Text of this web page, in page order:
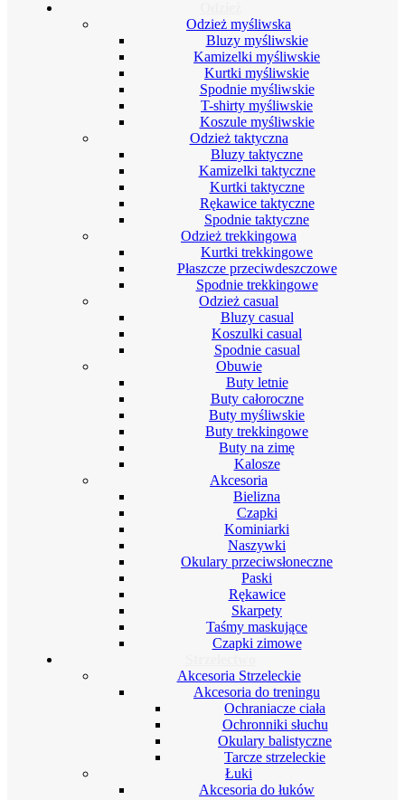
Odzież myśliwska
Bluzy myśliwskie
Kamizelki myśliwskie
Kurtki myśliwskie
Spodnie myśliwskie
T-shirty myśliwskie
Koszule myśliwskie
Odzież taktyczna
Bluzy taktyczne
Kamizelki taktyczne
Kurtki taktyczne
Rękawice taktyczne
Spodnie taktyczne
Odzież trekkingowa
Kurtki trekkingowe
Płaszcze przeciwdeszczowe
Spodnie trekkingowe
Odzież casual
Bluzy casual
Koszulki casual
Spodnie casual
Obuwie
Buty letnie
Buty całoroczne
Buty myśliwskie
Buty trekkingowe
Buty na zimę
Kalosze
Akcesoria
Bielizna
Czapki
Kominiarki
Naszywki
Okulary przeciwsłoneczne
Paski
Rękawice
Skarpety
Taśmy maskujące
Czapki zimowe
Akcesoria Strzeleckie
Akcesoria do treningu
Ochraniacze ciała
Ochronniki słuchu
Okulary balistyczne
Tarcze strzeleckie
Łuki
Akcesoria do łuków